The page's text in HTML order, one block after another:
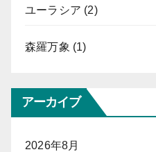
ユーラシア (2)
森羅万象 (1)
アーカイブ
2026年8月